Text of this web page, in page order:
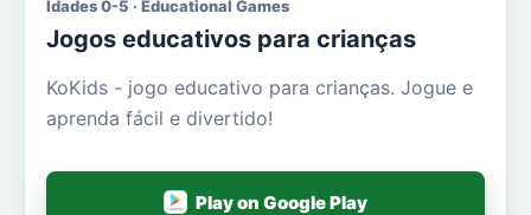
Idades 0-5 · Educational Games
Jogos educativos para crianças
KoKids - jogo educativo para crianças. Jogue e
aprenda fácil e divertido!
Play on Google Play